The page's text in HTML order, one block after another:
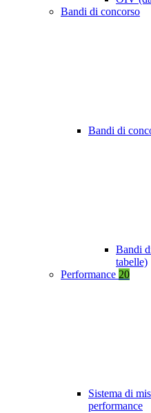
Bandi di concorso
Bandi di
Bandi
tabelle)
Performance 20
Sistema di
performance